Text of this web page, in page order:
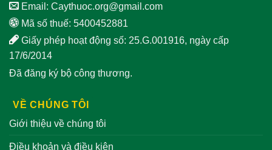
Email: Caythuoc.org@gmail.com
Mã số thuế: 5400452881
Giấy phép hoạt động số: 25.G.001916, ngày cấp
17/6/2014
Đã đăng ký bộ công thương.
VỀ CHÚNG TÔI
Giới thiệu về chúng tôi
Điều khoản và điều kiện